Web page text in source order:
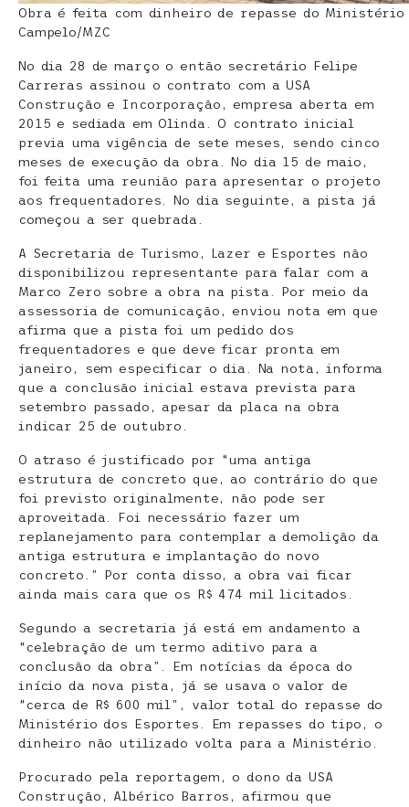
Obra é feita com dinheiro de repasse do
Campelo/MZC
No dia 28 de março o então secretário Felipe
Carreras assinou o contrato com a USA
Construção e Incorporação, empresa aberta em
2015 e sediada em Olinda. O contrato inicial
previa uma vigência de sete meses, sendo cinco
meses de execução da obra. No dia 15 de maio,
foi feita uma reunião para apresentar o projeto
aos frequentadores. No dia seguinte, a pista já
começou a ser quebrada.
A Secretaria de Turismo, Lazer e Esportes não
disponibilizou representante para falar com a
Marco Zero sobre a obra na pista. Por meio da
assessoria de comunicação, enviou nota em que
afirma que a pista foi um pedido dos
frequentadores e que deve ficar pronta em
janeiro, sem especificar o dia. Na nota, informa
que a conclusão inicial estava prevista para
setembro passado, apesar da placa na obra
indicar 25 de outubro.
O atraso é justificado por “uma antiga
estrutura de concreto que, ao contrário do que
foi previsto originalmente, não pode ser
aproveitada. Foi necessário fazer um
replanejamento para contemplar a demolição da
antiga estrutura e implantação do novo
concreto.” Por conta disso, a obra vai ficar
ainda mais cara que os R$ 474 mil licitados.
Segundo a secretaria já está em andamento a
“celebração de um termo aditivo para a
conclusão da obra”. Em notícias da época do
início da nova pista, já se usava o valor de
“cerca de R$ 600 mil”, valor total do repasse do
Ministério dos Esportes. Em repasses do tipo, o
dinheiro não utilizado volta para a Ministério.
Procurado pela reportagem, o dono da USA
Construção, Albérico Barros, afirmou que